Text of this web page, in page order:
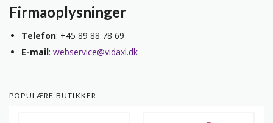
Firmaoplysninger
Telefon: +45 89 88 78 69
E-mail: webservice@vidaxl.dk
POPULÆRE BUTIKKER